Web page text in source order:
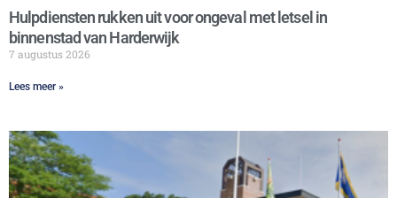
Hulpdiensten rukken uit voor ongeval met letsel in
binnenstad van Harderwijk
7 augustus 2026
Lees meer »